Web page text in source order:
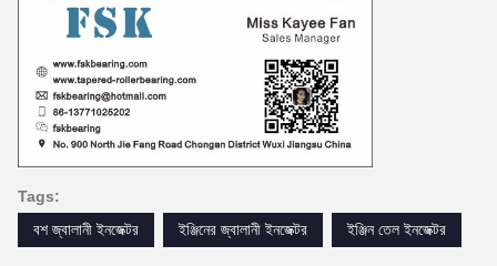
Tags:
বশ জ্বালানী ইনজেক্টর
ইঞ্জিনের জ্বালানী ইনজেক্টর ইঞ্জিন তেল ইনজেক্টর